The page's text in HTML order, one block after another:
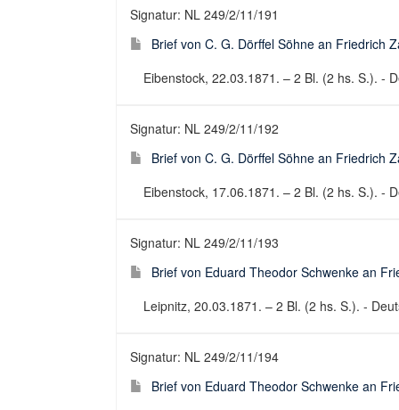
Signatur: NL 249/2/11/191
Brief von C. G. Dörffel Söhne an Friedrich
Eibenstock, 22.03.1871. – 2 Bl. (2 hs. S.). -
Signatur: NL 249/2/11/192
Brief von C. G. Dörffel Söhne an Friedrich
Eibenstock, 17.06.1871. – 2 Bl. (2 hs. S.). -
Signatur: NL 249/2/11/193
Brief von Eduard Theodor Schwenke an
Leipnitz, 20.03.1871. – 2 Bl. (2 hs. S.). -
Signatur: NL 249/2/11/194
Brief von Eduard Theodor Schwenke an